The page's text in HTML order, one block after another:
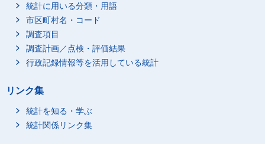
統計に用いる分類・用語
市区町村名・コード
調査項目
調査計画／点検・評価結果
行政記録情報等を活用している統計
リンク集
統計を知る・学ぶ
統計関係リンク集